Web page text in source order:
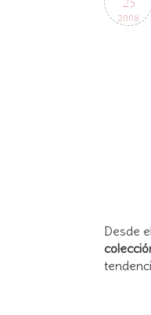
25
2008
Desde